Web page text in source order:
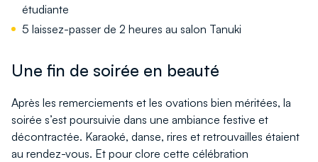
étudiante
5 laissez-passer de 2 heures au salon Tanuki
Une fin de soirée en beauté
Après les remerciements et les ovations bien méritées, la
soirée s’est poursuivie dans une ambiance festive et
décontractée. Karaoké, danse, rires et retrouvailles étaient
au rendez-vous. Et pour clore cette célébration